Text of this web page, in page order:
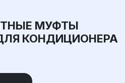
МУФТЫ
КОНДИЦИОНЕРА